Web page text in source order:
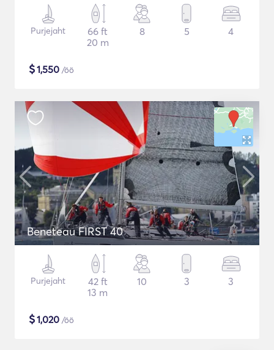
Purjejaht
66 ft
20 m
8 5 4
$1,550 /öö
Beneteau FIRST 40
Purjejaht
42 ft
13 m
10 3 3
$1,020 /öö